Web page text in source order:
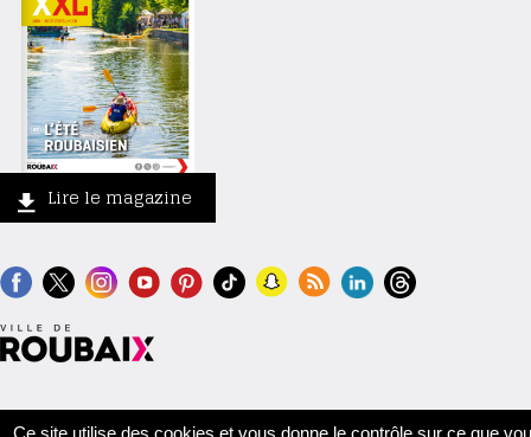
Lire le magazine
Contact Crédits Mentions légales Accessibilité
Ce site utilise des cookies et vous donne le contrôle sur ce que